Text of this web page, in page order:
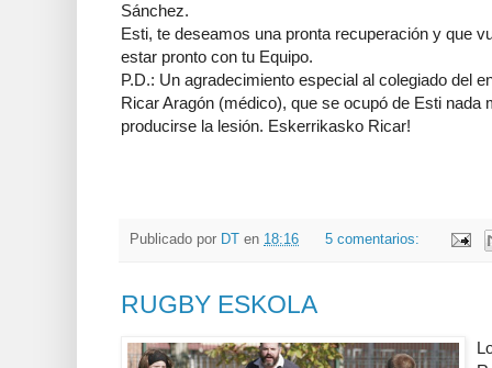
Sánchez.
Esti, te deseamos una pronta recuperación y que
estar pronto con tu Equipo.
P.D.: Un agradecimiento especial al colegiado del
Ricar Aragón (médico), que se ocupó de Esti nada
producirse la lesión. Eskerrikasko Ricar!
Publicado por DT en 18:16 5 comentarios:
RUGBY ESKOLA